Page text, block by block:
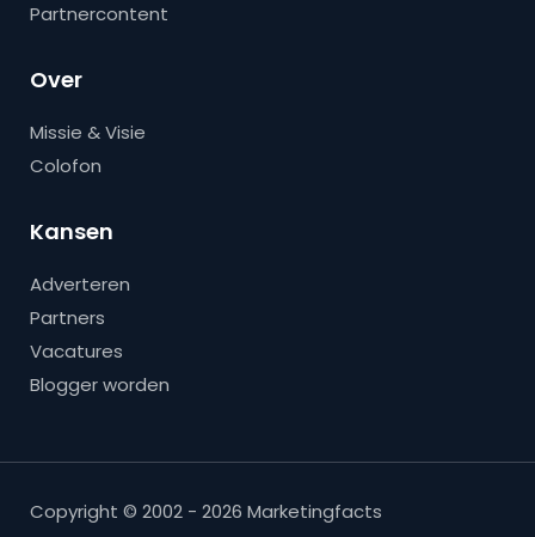
Partnercontent
Over
Missie & Visie
Colofon
Kansen
Adverteren
Partners
Vacatures
Blogger worden
Copyright © 2002 - 2026 Marketingfacts